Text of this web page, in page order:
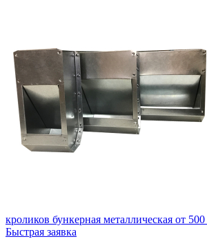
кроликов бункерная металлическая от 500
Быстрая заявка